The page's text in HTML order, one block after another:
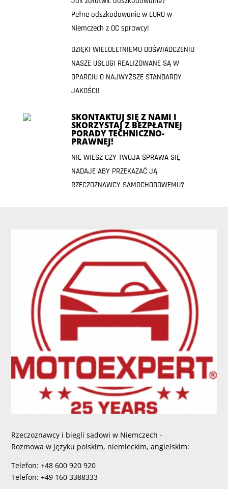
Pełne odszkodowanie w EURO w
Niemczech z OC sprawcy!
DZIĘKI WIELOLETNIEMU DOŚWIADCZENIU
NASZE USŁUGI REALIZOWANE SĄ W
OPARCIU O NAJWYŻSZE STANDARDY
JAKOŚCI!
SKONTAKTUJ SIĘ Z NAMI I
SKORZYSTAJ Z BEZPŁATNEJ
PORADY TECHNICZNO-
PRAWNEJ!
NIE WIESZ CZY TWOJA SPRAWA SIĘ
NADAJE ABY PRZEKAZAĆ JĄ
RZECZOZNAWCY SAMOCHODOWEMU?
Rzeczoznawcy i biegli sadowi w Niemczech -
Rozmowa w języku polskim, niemieckim, angielskim:
Telefon: +48 600 920 920
Telefon: +49 160 3388333